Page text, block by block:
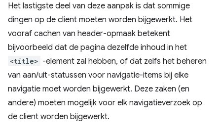
Het lastigste deel van deze aanpak is dat sommige
dingen op de client moeten worden bijgewerkt. Het
vooraf cachen van header-opmaak betekent
bijvoorbeeld dat de pagina dezelfde inhoud in het
<title> -element zal hebben, of dat zelfs het beheren
van aan/uit-statussen voor navigatie-items bij elke
navigatie moet worden bijgewerkt. Deze zaken (en
andere) moeten mogelijk voor elk navigatieverzoek op
de client worden bijgewerkt.